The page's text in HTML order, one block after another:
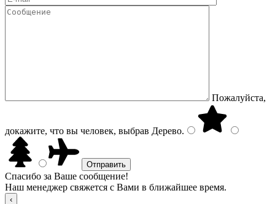
Пожалуйста,
докажите, что вы человек, выбрав Дерево.
Спасибо за Ваше сообщение!
Наш менеджер свяжется с Вами в ближайшее время.